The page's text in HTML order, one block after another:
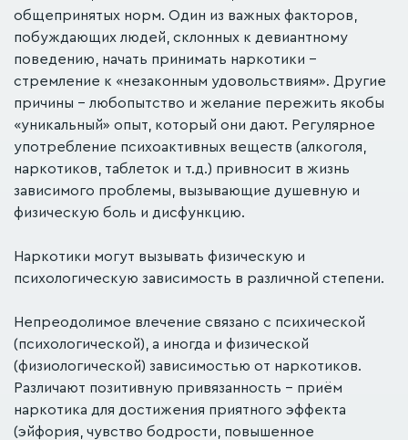
общепринятых норм. Один из важных факторов,
побуждающих людей, склонных к девиантному
поведению, начать принимать наркотики –
стремление к «незаконным удовольствиям». Другие
причины – любопытство и желание пережить якобы
«уникальный» опыт, который они дают. Регулярное
употребление психоактивных веществ (алкоголя,
наркотиков, таблеток и т.д.) привносит в жизнь
зависимого проблемы, вызывающие душевную и
физическую боль и дисфункцию.
Наркотики могут вызывать физическую и
психологическую зависимость в различной степени.
Непреодолимое влечение связано с психической
(психологической), а иногда и физической
(физиологической) зависимостью от наркотиков.
Различают позитивную привязанность – приём
наркотика для достижения приятного эффекта
(эйфория, чувство бодрости, повышенное